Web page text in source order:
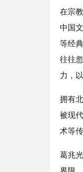
在宗
中国
等经
往往
力，
拥有
被现
术等
葛兆